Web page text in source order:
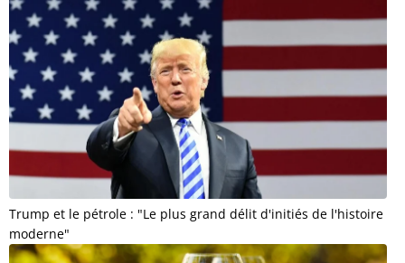
Trump et le pétrole : "Le plus grand délit d'initiés de l'histoire
moderne"